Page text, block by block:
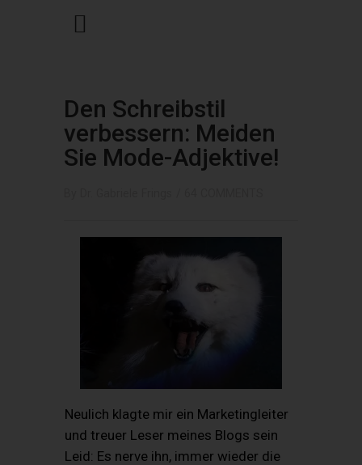
Den Schreibstil
verbessern: Meiden
Sie Mode-Adjektive!
Neulich klagte mir ein Marketingleiter
und treuer Leser meines Blogs sein
Leid: Es nerve ihn, immer wieder die